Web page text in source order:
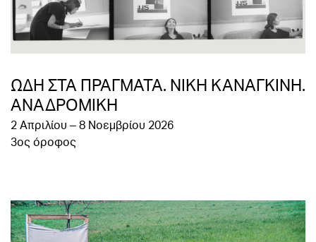
ΩΔΗ ΣΤΑ ΠΡΑΓΜΑΤΑ. ΝΙΚΗ ΚΑΝΑΓΚΙΝΗ.
ΑΝΑΔΡΟΜΙΚΗ
2 Απριλίου – 8 Νοεμβρίου 2026
3ος όροφος